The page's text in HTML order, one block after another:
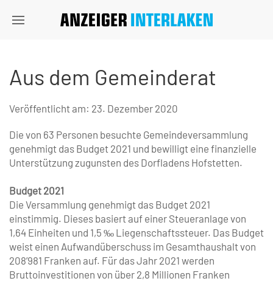
Aus dem Gemeinderat
Veröffentlicht am: 23. Dezember 2020
Die von 63 Personen besuchte Gemeindeversammlung
genehmigt das Budget 2021 und bewilligt eine finanzielle
Unterstützung zugunsten des Dorfladens Hofstetten.
Budget 2021
Die Versammlung genehmigt das Budget 2021
einstimmig. Dieses basiert auf einer Steueranlage von
1,64 Einheiten und 1,5 ‰ Liegenschaftssteuer. Das Budget
weist einen Aufwandüberschuss im Gesamthaushalt von
208’981 Franken auf. Für das Jahr 2021 werden
Bruttoinvestitionen von über 2,8 Millionen Franken